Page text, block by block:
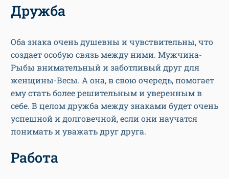
Дружба
Оба знака очень душевны и чувствительны, что
создает особую связь между ними. Мужчина-
Рыбы внимательный и заботливый друг для
женщины-Весы. А она, в свою очередь, помогает
ему стать более решительным и уверенным в
себе. В целом дружба между знаками будет очень
успешной и долговечной, если они научатся
понимать и уважать друг друга.
Работа